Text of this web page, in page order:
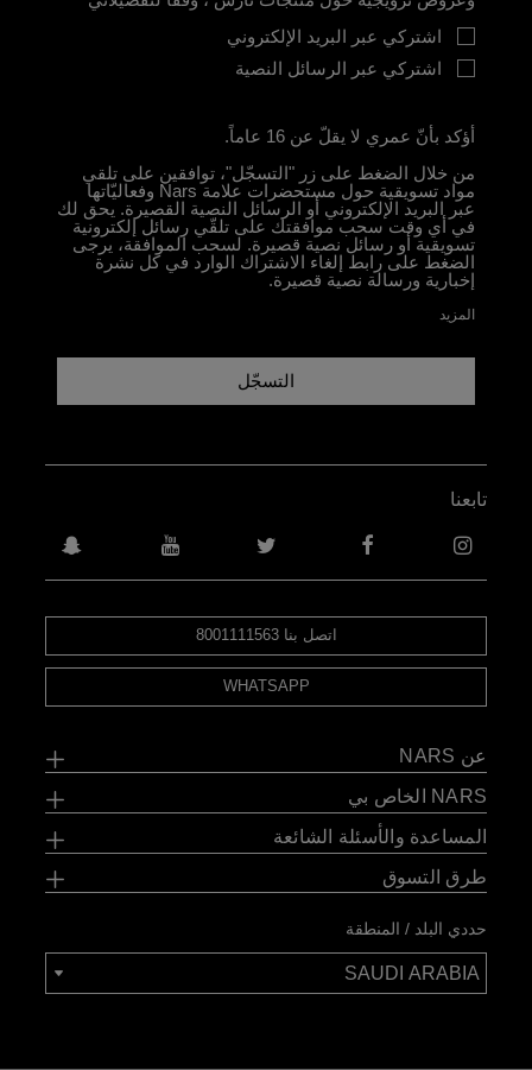
اشتركي عبر البريد الإلكتروني
اشتركي عبر الرسائل النصية
أؤكد بأنّ عمري لا يقلّ عن 16 عاماً.
من خلال الضغط على زر "التسجّل"، توافقين على تلقي
مواد تسويقية حول مستحضرات علامة Nars وفعاليّاتها
عبر البريد الإلكتروني أو الرسائل النصية القصيرة. يحق لك
في أي وقت سحب موافقتك على تلقّي رسائل إلكترونية
تسويقية أو رسائل نصية قصيرة. لسحب الموافقة، يرجى
الضغط على رابط إلغاء الاشتراك الوارد في كل نشرة
إخبارية ورسالة نصية قصيرة.
المزيد
التسجّل
اتصل بنا 8001111563
WHATSAPP
عن NARS
NARS الخاص بي
المساعدة والأسئلة الشائعة
طرق التسوق
تابعنا
حددي البلد / المنطقة